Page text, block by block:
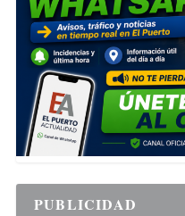
PUBLICIDAD